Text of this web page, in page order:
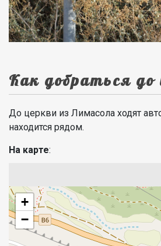
Как добраться до
До церкви из Лимасола ходят
находится рядом.
На карте:
+
−